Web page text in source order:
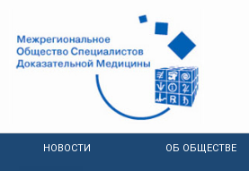
НОВОСТИ ОБ ОБЩЕСТВЕ